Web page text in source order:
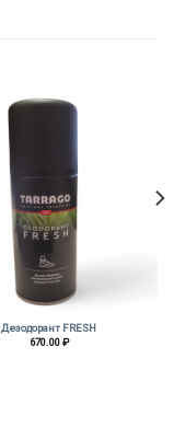
Дезодорант FRESH
670.00₽